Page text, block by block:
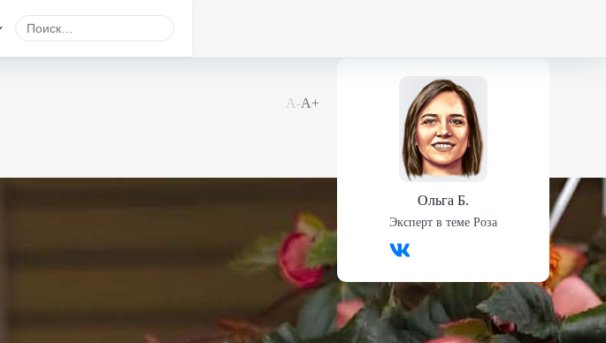
А-А+
Ольга Б.
Эксперт в теме Роза